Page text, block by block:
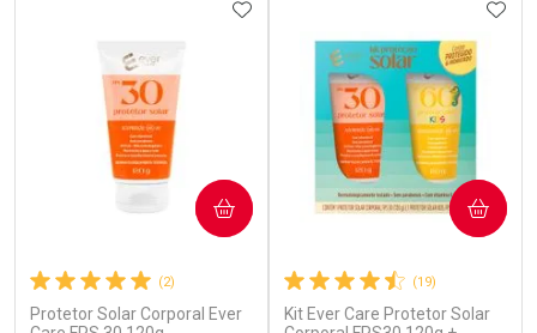
(2)
Protetor Solar Corporal Ever
ADICIONAR AOS FAVORITOS
COMPRAR
(19)
Kit Ever Care Protetor Solar
COMPRAR